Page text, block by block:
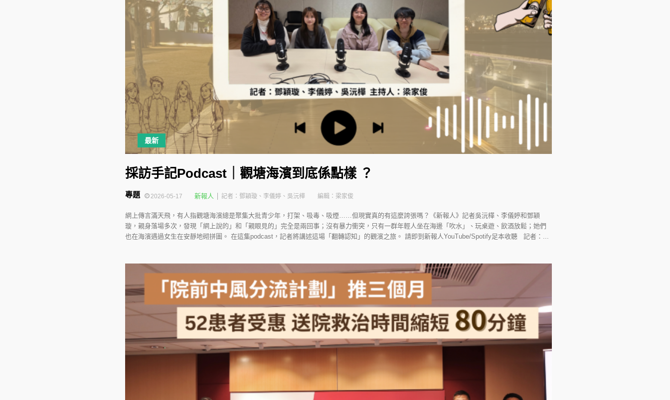
最新
採訪手記Podcast｜觀塘海濱到底係點樣 ？
2026-05-17
專題 新報人 記者：鄧穎璇、李儀婷、吳沅樺 編輯：梁家俊
網上傳言滿天飛，有人指觀塘海濱總是聚集大批青少年，打架、吸毒、吸煙……但現實真的有這麼誇張嗎？《新報人》記者吳沅樺、李儀婷和鄧穎
璇，親身落場多次，發現「網上說的」和「親眼見的」完全是兩回事；沒有暴力衝突，只有一群年輕人坐在海邊「吹水」、玩桌遊、飲酒放鬆；她們
也在海濱遇過女生在安靜地砌拼圖。 在這集podcast，記者將講述這場「翻轉認知」的觀濱之旅。 請即到新報人YouTube/Spotify足本收聽 記者：...